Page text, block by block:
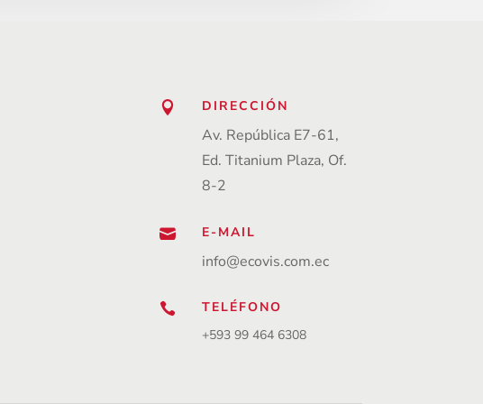
 DIRECCIÓN
Av. República E7-61,
Ed. Titanium Plaza, Of.
8-2
 E-MAIL
info@ecovis.com.ec

TELÉFONO
+593 99 464 6308